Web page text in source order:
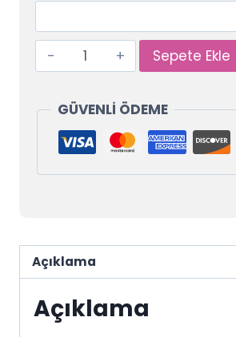
Sepete Ekle
GÜVENLİ ÖDEME
Açıklama
Açıklama